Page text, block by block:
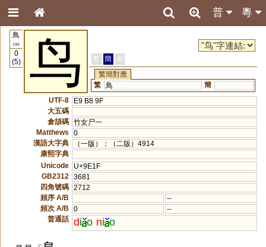
粵
普
鳥
196
0
(5)
鸟 繁 簡
港
繁簡對應
繁
鳥
簡
UTF-8
E9 B8 9F
大五碼
倉頡碼 竹女尸一
Matthews
0
漢語大字典
（一版）；（二版）4914
康熙字典
Unicode
U+9E1F
GB2312
3681
四角號碼 2712
頻序 A/B
--
頻次 A/B
0
--
普通話 di o ni o